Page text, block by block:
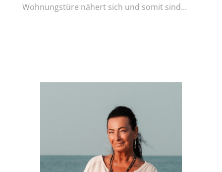
Wohnungstüre nähert sich und somit sind...